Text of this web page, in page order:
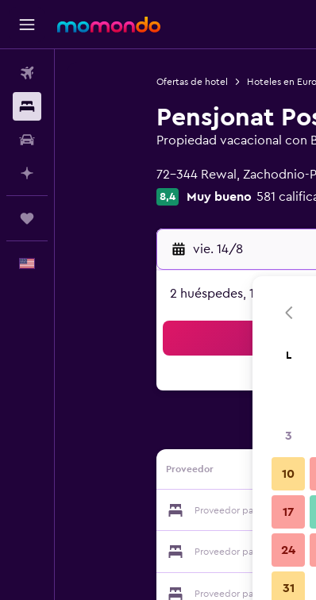
Ofertas de hotel Hoteles en
Pensjonat
Propiedad vacacional con
72-344 Rewal, Zachodnio-
8,4 Muy bueno 581
vie. 14/8
2 huéspedes, 1 habitación
Proveedor
Proveedor para Pensjonat
Proveedor para Pensjonat
Proveedor para Pensjonat
L
3
10
17
24
31